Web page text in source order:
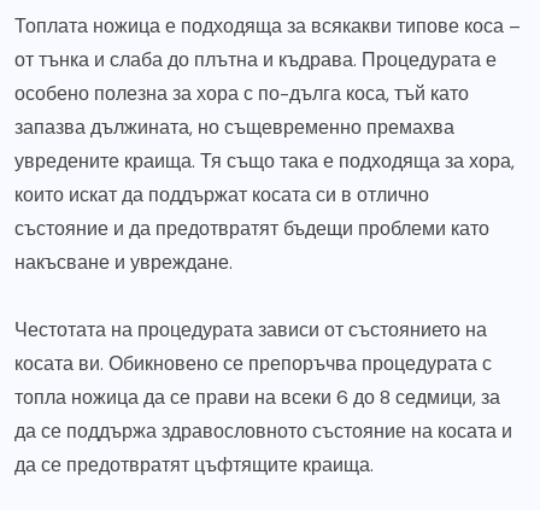
Топлата ножица е подходяща за всякакви типове коса –
от тънка и слаба до плътна и къдрава. Процедурата е
особено полезна за хора с по-дълга коса, тъй като
запазва дължината, но същевременно премахва
увредените краища. Тя също така е подходяща за хора,
които искат да поддържат косата си в отлично
състояние и да предотвратят бъдещи проблеми като
накъсване и увреждане.
Честотата на процедурата зависи от състоянието на
косата ви. Обикновено се препоръчва процедурата с
топла ножица да се прави на всеки 6 до 8 седмици, за
да се поддържа здравословното състояние на косата и
да се предотвратят цъфтящите краища.